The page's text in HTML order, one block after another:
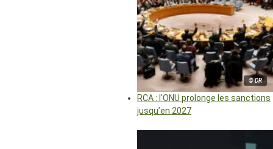
© DR
RCA : l’ONU prolonge les sanctions
jusqu’en 2027